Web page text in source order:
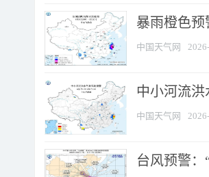
暴雨橙色预
中国天气网
中小河流
中国天气网
台风预警：